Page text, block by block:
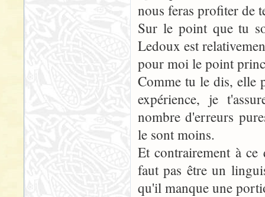
nous feras profiter de
Sur le point que tu
Ledoux est
pour moi le point
Comme tu le dis, elle
expérience, je
nombre d'erreurs
le sont moins.
Et contrairement à
faut pas être un
qu'il manque une